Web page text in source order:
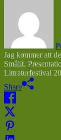
Jag kommer att
Smålit.
Littraturfestival
Share